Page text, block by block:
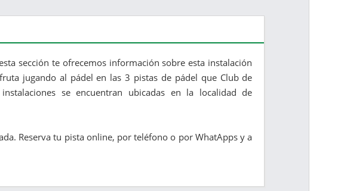
sección te ofrecemos información sobre esta instalación
jugando al pádel en las 3 pistas de pádel que Club de
se encuentran ubicadas en la localidad de
Reserva tu pista online, por teléfono o por WhatApps y a